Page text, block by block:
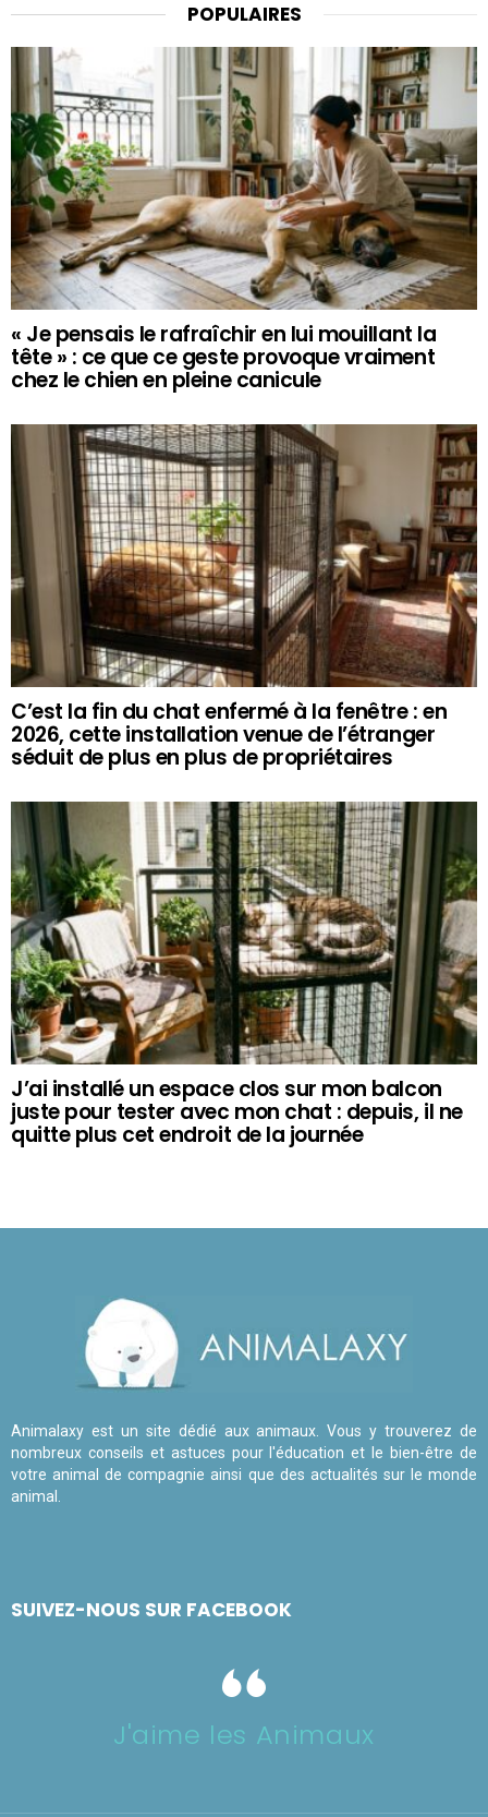
POPULAIRES
« Je pensais le rafraîchir en lui mouillant la
tête » : ce que ce geste provoque vraiment
chez le chien en pleine canicule
C’est la fin du chat enfermé à la fenêtre : en
2026, cette installation venue de l’étranger
séduit de plus en plus de propriétaires
J’ai installé un espace clos sur mon balcon
juste pour tester avec mon chat : depuis, il ne
quitte plus cet endroit de la journée
Animalaxy est un site dédié aux animaux. Vous y trouverez de
nombreux conseils et astuces pour l'éducation et le bien-être de
votre animal de compagnie ainsi que des actualités sur le monde
animal.
SUIVEZ-NOUS SUR FACEBOOK
J'aime les Animaux